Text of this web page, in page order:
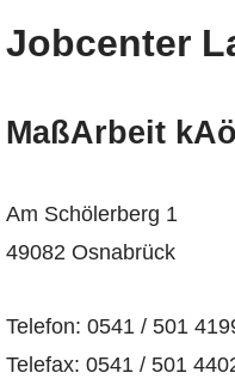
Jobcenter
MaßArbeit
Am Schölerberg 1
49082 Osnabrück
Telefon: 0541 / 501
Telefax: 0541 / 501